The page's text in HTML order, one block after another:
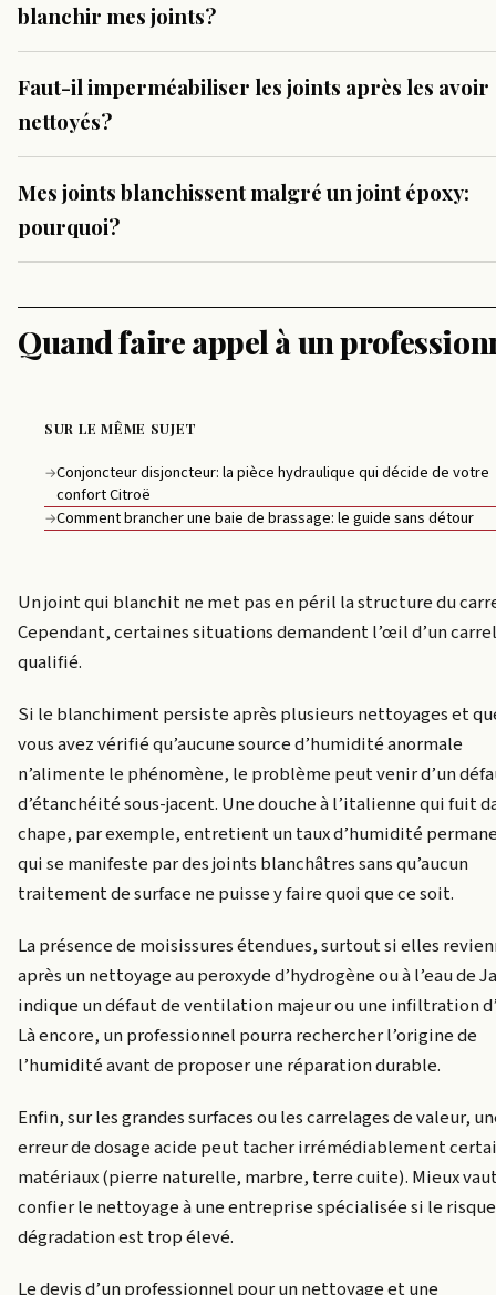
blanchir mes joints?
Faut-il imperméabiliser les joints après les avoir
nettoyés?
Mes joints blanchissent malgré un joint époxy:
pourquoi?
Quand faire appel à un
SUR LE MÊME SUJET
→Conjoncteur disjoncteur: la pièce hydraulique qui décide de votre
confort Citroë
→Comment brancher une baie de brassage: le guide sans détour
Un joint qui blanchit ne met pas en péril la structure du
Cependant, certaines situations demandent l’œil d’un
qualifié.
Si le blanchiment persiste après plusieurs nettoyages et
vous avez vérifié qu’aucune source d’humidité anormale
n’alimente le phénomène, le problème peut venir d’un
d’étanchéité sous-jacent. Une douche à l’italienne qui fuit
chape, par exemple, entretient un taux d’humidité
qui se manifeste par des joints blanchâtres sans qu’aucun
traitement de surface ne puisse y faire quoi que ce soit.
La présence de moisissures étendues, surtout si elles
après un nettoyage au peroxyde d’hydrogène ou à l’eau de
indique un défaut de ventilation majeur ou une infiltration
Là encore, un professionnel pourra rechercher l’origine de
l’humidité avant de proposer une réparation durable.
Enfin, sur les grandes surfaces ou les carrelages de valeur,
erreur de dosage acide peut tacher irrémédiablement
matériaux (pierre naturelle, marbre, terre cuite). Mieux
confier le nettoyage à une entreprise spécialisée si le
dégradation est trop élevé.
Le devis d’un professionnel pour un nettoyage et une